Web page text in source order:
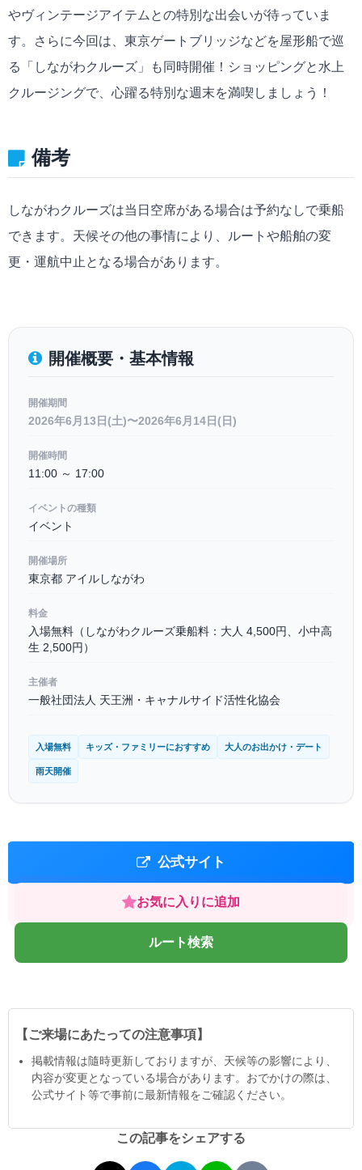
やヴィンテージアイテムとの特別な出会いが待っていま
す。さらに今回は、東京ゲートブリッジなどを屋形船で巡
る「しながわクルーズ」も同時開催！ショッピングと水上
クルージングで、心躍る特別な週末を満喫しましょう！
備考
しながわクルーズは当日空席がある場合は予約なしで乗船
できます。天候その他の事情により、ルートや船舶の変
更・運航中止となる場合があります。
開催概要・基本情報
開催期間
2026年6月13日(土)〜2026年6月14日(日)
開催時間
11:00 ～ 17:00
イベントの種類
イベント
開催場所
東京都 アイルしながわ
料金
入場無料（しながわクルーズ乗船料：大人 4,500円、小中高
生 2,500円）
主催者
一般社団法人 天王洲・キャナルサイド活性化協会
入場無料 キッズ・ファミリーにおすすめ 大人のお出かけ・デート
雨天開催
公式サイト
お気に入りに追加
ルート検索
【ご来場にあたっての注意事項】
掲載情報は隨時更新しておりますが、天候等の影響により、
内容が変更となっている場合があります。おでかけの際は、
公式サイト等で事前に最新情報をご確認ください。
この記事をシェアする